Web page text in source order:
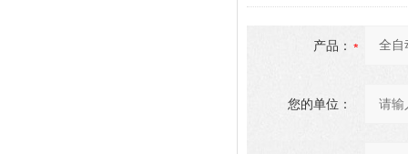
产品：
您的单位：